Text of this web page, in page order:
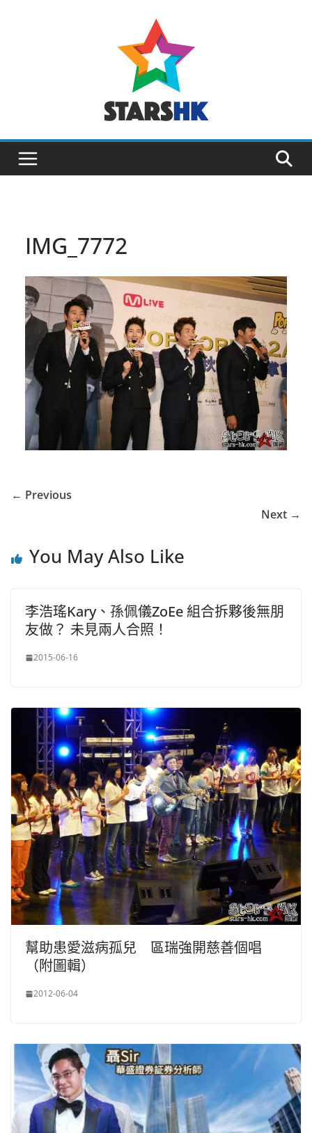
IMG_7772
← Previous
Next →
You May Also Like
李浩瑤Kary、孫佩儀ZoEe 組合拆夥後無朋
友做？ 未見兩人合照！
2015-06-16
幫助患愛滋病孤兒 區瑞強開慈善個唱
（附圖輯）
2012-06-04